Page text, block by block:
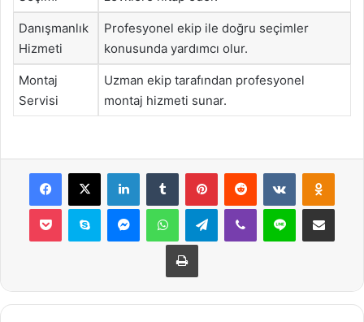
Danışmanlık
Hizmeti
Profesyonel ekip ile doğru seçimler
konusunda yardımcı olur.
Montaj
Servisi
Uzman ekip tarafından profesyonel
montaj hizmeti sunar.
Facebook
X LinkedInTumblr PinterestReddit VKontakte
Pocket Skype MessengerWhatsAppTelegramViber Line E-Posta ile
Yazdır